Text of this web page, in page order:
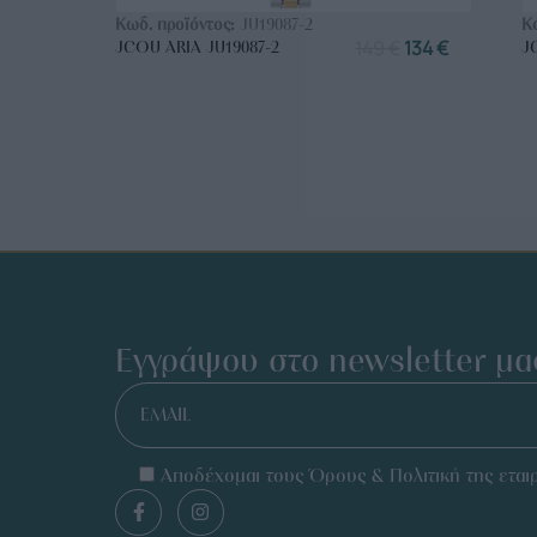
Κωδ. προϊόντος: JU19087-2
JCOU ARIA JU19087-2
134€
Εγγράψου στο newsletter
EMAIL
Αποδέχομαι τους Όρους & Πολιτική της